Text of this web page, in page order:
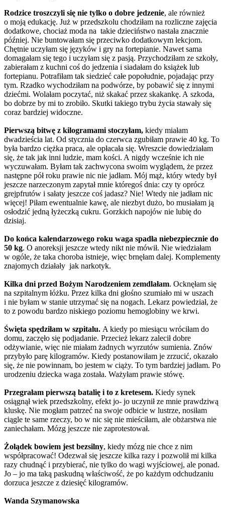
Rodzice troszczyli się nie tylko o dobre jedzenie, ale również
o moją edukację. Już w przedszkolu chodziłam na rozliczne zajęcia
dodatkowe, chociaż moda na takie dzieciństwo nastała znacznie
później. Nie buntowałam się przeciwko dodatkowym lekcjom.
Chętnie uczyłam się języków i gry na fortepianie. Nawet sama
domagałam się tego i uczyłam się z pasją. Przychodziłam ze szkoły,
zabierałam z kuchni coś do jedzenia i siadałam do książek lub
fortepianu. Potrafiłam tak siedzieć całe popołudnie, pojadając przy
tym. Rzadko wychodziłam na podwórze, by pobawić się z innymi
dziećmi. Wolałam poczytać, niż skakać przez skakankę. A szkoda,
bo dobrze by mi to zrobiło. Skutki takiego trybu życia stawały się
coraz bardziej widoczne.
Pierwszą bitwę z kilogramami stoczyłam, kiedy miałam
dwadzieścia lat. Od stycznia do czerwca zgubiłam prawie 40 kg. To
była bardzo ciężka praca, ale opłacała się. Wreszcie dowiedziałam
się, że tak jak inni ludzie, mam kości. A nigdy wcześnie ich nie
wyczuwałam. Byłam tak zachwycona swoim wyglądem, że przez
następne pół roku prawie nic nie jadłam. Mój mąż, który wtedy był
jeszcze narzeczonym zapytał mnie któregoś dnia: czy ty oprócz
grejpfrutów i sałaty jeszcze coś jadasz? Nie! Wtedy nie jadłam nic
więcej! Piłam ewentualnie kawę, ale niezbyt dużo, bo musiałam ją
osłodzić jedną łyżeczką cukru. Gorzkich napojów nie lubię do
dzisiaj.
Do końca kalendarzowego roku waga spadła niebezpiecznie do
50 kg. O anoreksji jeszcze wtedy nikt nie mówił. Nie wiedziałam
w ogóle, że taka choroba istnieje, więc brnęłam dalej. Komplementy
znajomych działały jak narkotyk.
Kilka dni przed Bożym Narodzeniem zemdlałam. Ocknęłam się
na szpitalnym łóżku. Przez kilka dni głośno szumiało mi w uszach
i nie byłam w stanie utrzymać się na nogach. Lekarz powiedział, że
to z powodu bardzo niskiego poziomu hemoglobiny we krwi.
Święta spędziłam w szpitalu. A kiedy po miesiącu wróciłam do
domu, zaczęło się podjadanie. Przecież lekarz zalecił dobre
odżywianie, więc nie miałam żadnych wyrzutów sumienia. Znów
przybyło parę kilogramów. Kiedy postanowiłam je zrzucić, okazało
się, że nie powinnam, bo jestem w ciąży. To tym bardziej jadłam. Po
urodzeniu dziecka waga została. Ważyłam prawie stówę.
Przegrałam pierwszą batalię i to z kretesem. Kiedy synek
osiągnął wiek przedszkolny, efekt jo- jo uczynił ze mnie prawdziwą
kluskę. Nie mogłam patrzeć na swoje odbicie w lustrze, nosiłam
ciągle te same rzeczy, bo w nic się nie mieściłam, ale obżarstwa nie
zaniechałam. Mózg jeszcze nie zaprotestował.
Żołądek bowiem jest bezsilny, kiedy mózg nie chce z nim
współpracować! Odezwał się jeszcze kilka razy i pozwolił mi kilka
razy chudnąć i przybierać, nie tylko do wagi wyjściowej, ale ponad.
Jo – jo ma taką paskudną właściwość, że po każdym odchudzaniu
dorzuca jeszcze z dziesięć kilogramów.
Wanda Szymanowska